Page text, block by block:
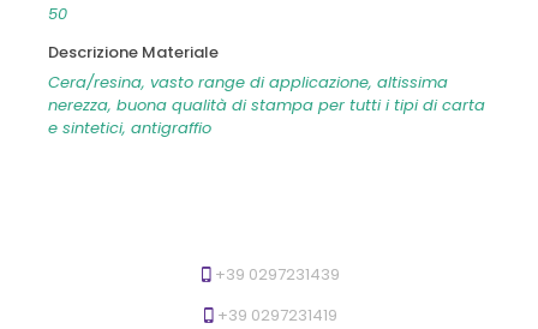
50
Descrizione Materiale
Cera/resina, vasto range di applicazione, altissima
nerezza, buona qualità di stampa per tutti i tipi di carta
e sintetici, antigraffio
+39 0297231439
+39 0297231419